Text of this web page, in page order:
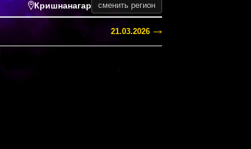
Кришнанагар сменить регион
21.03.2026